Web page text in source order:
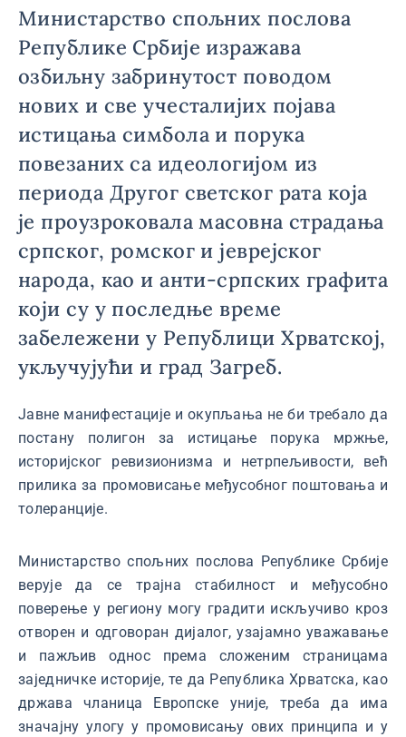
Министарство спољних послова
Републике Србије изражава
озбиљну забринутост поводом
нових и све учесталијих појава
истицања симбола и порука
повезаних са идеологијом из
периода Другог светског рата која
је проузроковала масовна страдања
српског, ромског и јеврејског
народа, као и анти-српских графита
који су у последње време
забележени у Републици Хрватској,
укључујући и град Загреб.
Јавне манифестације и окупљања не би требало да
постану полигон за истицање порука мржње,
историјског ревизионизма и нетрпељивости, већ
прилика за промовисање међусобног поштовања и
толеранције.
Министарство спољних послова Републике Србије
верује да се трајна стабилност и међусобно
поверење у региону могу градити искључиво кроз
отворен и одговоран дијалог, узајамно уважавање
и пажљив однос према сложеним страницама
заједничке историје, те да Република Хрватска, као
држава чланица Европске уније, треба да има
значајну улогу у промовисању ових принципа и у